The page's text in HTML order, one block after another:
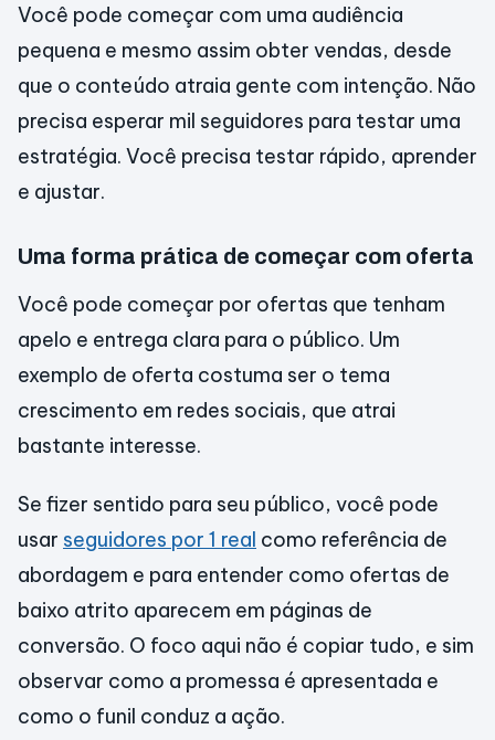
Você pode começar com uma audiência
pequena e mesmo assim obter vendas, desde
que o conteúdo atraia gente com intenção. Não
precisa esperar mil seguidores para testar uma
estratégia. Você precisa testar rápido, aprender
e ajustar.
Uma forma prática de começar com oferta
Você pode começar por ofertas que tenham
apelo e entrega clara para o público. Um
exemplo de oferta costuma ser o tema
crescimento em redes sociais, que atrai
bastante interesse.
Se fizer sentido para seu público, você pode
usar seguidores por 1 real como referência de
abordagem e para entender como ofertas de
baixo atrito aparecem em páginas de
conversão. O foco aqui não é copiar tudo, e sim
observar como a promessa é apresentada e
como o funil conduz a ação.